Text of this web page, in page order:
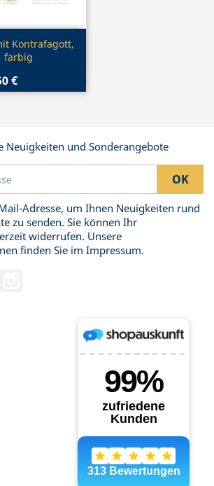
Kontrafagott,
farbig
€
Neuigkeiten und Sonderangebote
Adresse, um Ihnen Neuigkeiten rund
zu senden. Sie können Ihr
widerrufen. Unsere
finden Sie im Impressum.